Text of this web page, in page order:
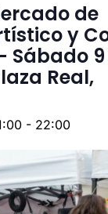
de
y
Sábado
Real,
- 22:00